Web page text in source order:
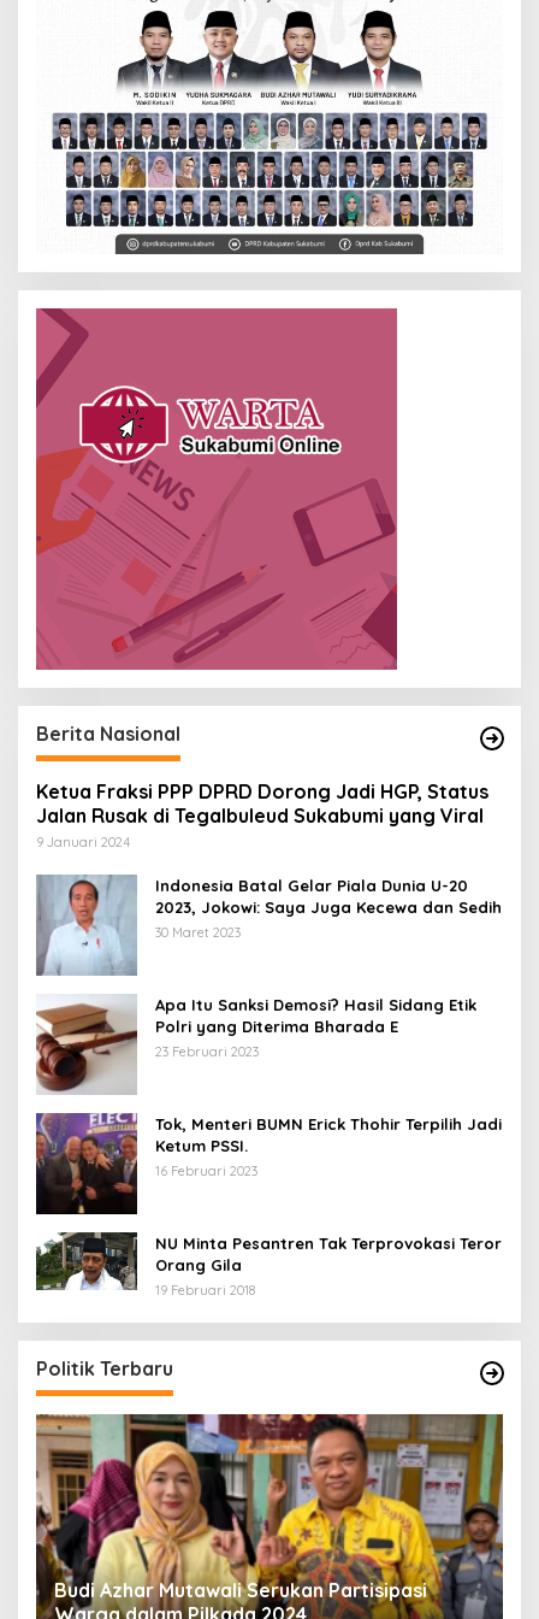
Berita Nasional
Ketua Fraksi PPP DPRD Dorong Jadi HGP, Status
Jalan Rusak di Tegalbuleud Sukabumi yang Viral
9 Januari 2024
Indonesia Batal Gelar Piala Dunia U-20
2023, Jokowi: Saya Juga Kecewa dan Sedih
30 Maret 2023
Apa Itu Sanksi Demosi? Hasil Sidang Etik
Polri yang Diterima Bharada E
23 Februari 2023
Tok, Menteri BUMN Erick Thohir Terpilih Jadi
Ketum PSSI.
16 Februari 2023
NU Minta Pesantren Tak Terprovokasi Teror
Orang Gila
19 Februari 2018
Politik Terbaru
Mendaftar di PKB
Di Politik | 24 April 2024